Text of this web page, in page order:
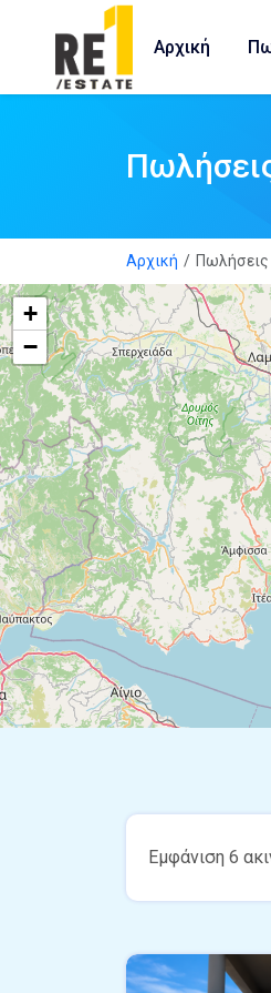
Αρχική
Αρχική Πωλήσεις
+
−
Εμφάνιση 6